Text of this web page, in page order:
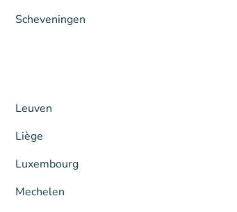
Scheveningen
Leuven
Liège
Luxembourg
Mechelen